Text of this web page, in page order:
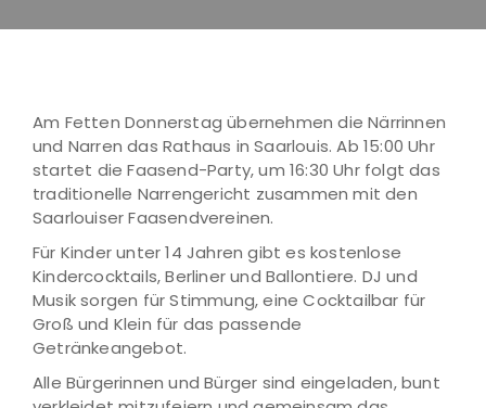
Am Fetten Donnerstag übernehmen die Närrinnen
und Narren das Rathaus in Saarlouis. Ab 15:00 Uhr
startet die Faasend-Party, um 16:30 Uhr folgt das
traditionelle Narrengericht zusammen mit den
Saarlouiser Faasendvereinen.
Für Kinder unter 14 Jahren gibt es kostenlose
Kindercocktails, Berliner und Ballontiere. DJ und
Musik sorgen für Stimmung, eine Cocktailbar für
Groß und Klein für das passende
Getränkeangebot.
Alle Bürgerinnen und Bürger sind eingeladen, bunt